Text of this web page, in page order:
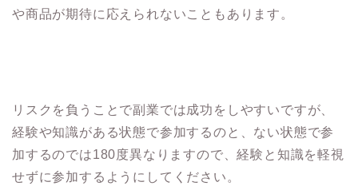
や商品が期待に応えられないこともあります。
リスクを負うことで副業では成功をしやすいですが、
経験や知識がある状態で参加するのと、ない状態で参
加するのでは180度異なりますので、経験と知識を軽視
せずに参加するようにしてください。